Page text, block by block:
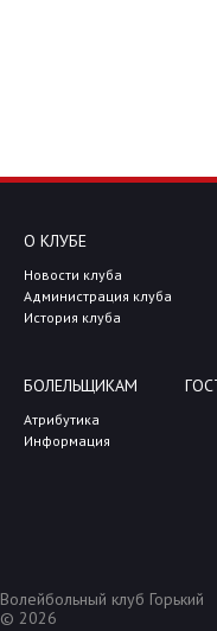
О КЛУБЕ
Новости клуба
Администрация клуба
История клуба
БОЛЕЛЬЩИКАМ
Атрибутика
Информация
Волейбольный клуб Горький
© 2026